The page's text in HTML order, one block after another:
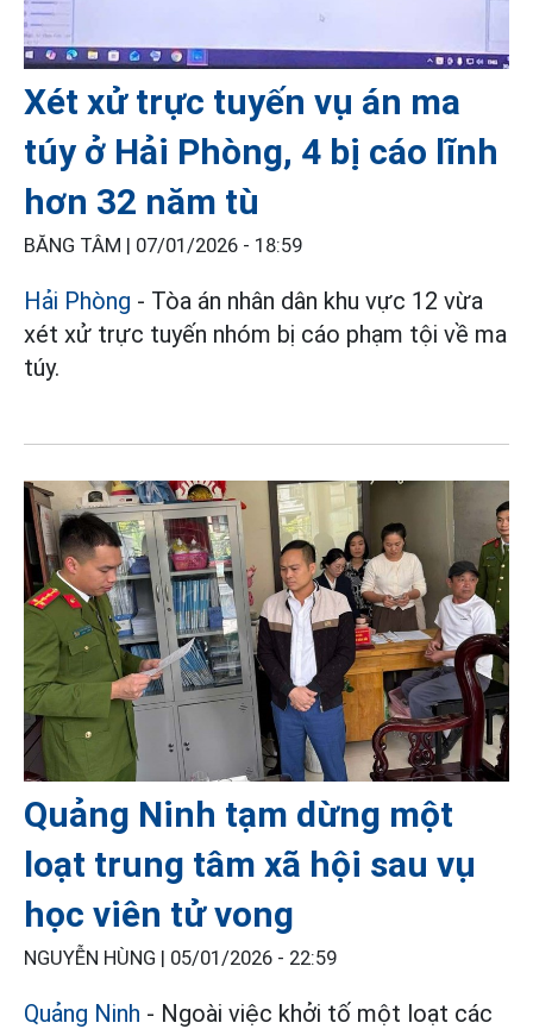
Xét xử trực tuyến vụ án ma
túy ở Hải Phòng, 4 bị cáo lĩnh
hơn 32 năm tù
BĂNG TÂM | 07/01/2026 - 18:59
Hải Phòng - Tòa án nhân dân khu vực 12 vừa
xét xử trực tuyến nhóm bị cáo phạm tội về ma
túy.
Quảng Ninh tạm dừng một
loạt trung tâm xã hội sau vụ
học viên tử vong
NGUYỄN HÙNG | 05/01/2026 - 22:59
Quảng Ninh - Ngoài việc khởi tố một loạt các